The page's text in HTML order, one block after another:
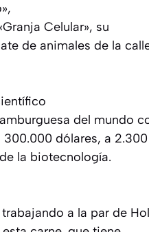
Celular», su
de animales de la
del mundo
dólares, a
la biotecnología.
a la par de